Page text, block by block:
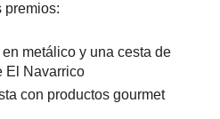
premios:
metálico y una cesta de
El Navarrico
con productos gourmet